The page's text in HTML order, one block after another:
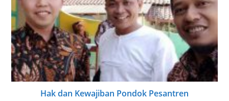
Hak dan Kewajiban Pondok Pesantren